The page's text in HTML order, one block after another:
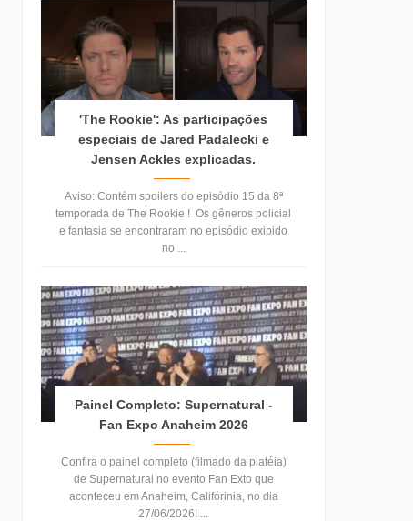
'The Rookie': As participações
especiais de Jared Padalecki e
Jensen Ackles explicadas.
Aviso: Contém spoilers do episódio 15 da 8ª
temporada de The Rookie ! Os gêneros policial
e fantasia se encontraram no episódio exibido
no ...
Painel Completo: Supernatural -
Fan Expo Anaheim 2026
Confira o painel completo (filmado da platéia)
de Supernatural no evento Fan Exto que
aconteceu em Anaheim, Califórinia, no dia
27/06/2026! ...